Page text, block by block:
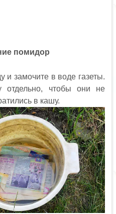
помидор
и замочите в воде газеты.
отдельно, чтобы они не
в кашу.